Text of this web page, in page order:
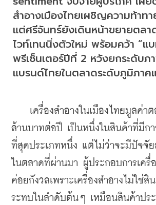
สำอางเมืองไทยเผชิญความท้าท
แต่ศรีจันทร์ยังเดินหน้าขยายตลา
ไวท์เทนนิ่งตัวใหม่ พร้อมคว้า “แ
พรีเซ็นเตอร์ปีที่ 2 หวังยกระดับ
แบรนด์ไทยในตลาดระดับภูมิภาค
เครื่องสำอางในเมืองไทยมูลค่า
ล้านบาทต่อปี เป็นหนึ่งในสินค้าที่มีกา
ที่สุดประเภทหนึ่ง แต่ไม่ว่าจะมีปัจจัย
ในตลาดที่ผ่านมา ผู้ประกอบการเครื่
ค่อยกังวลเพราะเครื่องสำอางไม่ใช่
ระทบในลำดับต้นๆ เหมือนสินค้าปร